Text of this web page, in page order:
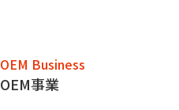
OEM Business
OEM事業